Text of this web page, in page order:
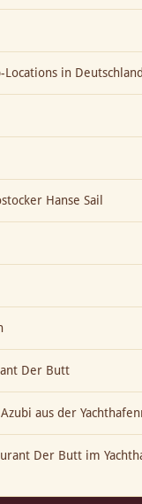
in
Hanse Sail
Der Butt
aus der
Der Butt im